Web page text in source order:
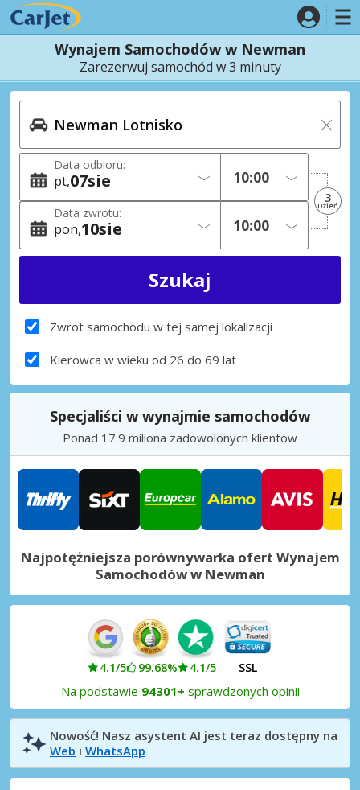
Wynajem Samochodów w Newman
Zarezerwuj samochód w 3 minuty
Data odbioru:
pt 07sie
Data zwrotu:
pon 10sie
3
Dzień
Zwrot samochodu w tej samej lokalizacji
Kierowca w wieku od 26 do 69 lat
Specjaliści w wynajmie samochodów
Ponad 17.9 miliona zadowolonych klientów
Najpotężniejsza porównywarka ofert Wynajem
Samochodów w Newman
4.1/5 99.68% 4.1/5 SSL
Na podstawie 94301+ sprawdzonych opinii
Nowość! Nasz asystent AI jest teraz dostępny na
Web i WhatsApp